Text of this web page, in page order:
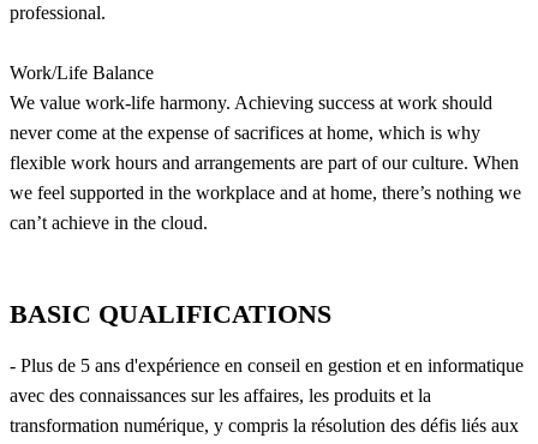
professional.
Work/Life Balance
We value work-life harmony. Achieving success at work should
never come at the expense of sacrifices at home, which is why
flexible work hours and arrangements are part of our culture. When
we feel supported in the workplace and at home, there’s nothing we
can’t achieve in the cloud.
BASIC QUALIFICATIONS
- Plus de 5 ans d'expérience en conseil en gestion et en informatique
avec des connaissances sur les affaires, les produits et la
transformation numérique, y compris la résolution des défis liés aux